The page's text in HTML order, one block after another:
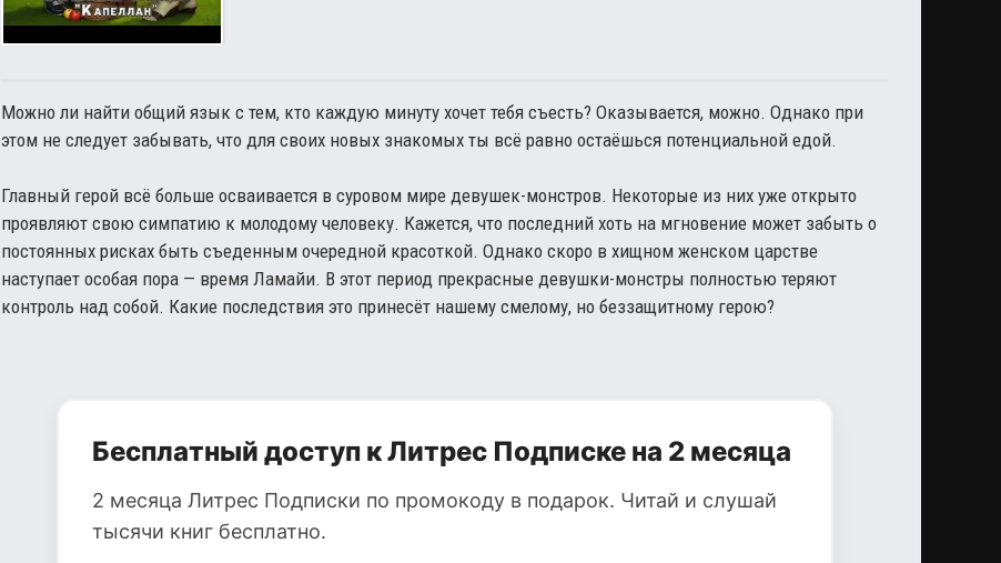
Можно ли найти общий язык с тем, кто каждую минуту хочет тебя съесть? Оказывается, можно. Однако при
этом не следует забывать, что для своих новых знакомых ты всё равно остаёшься потенциальной едой.
Главный герой всё больше осваивается в суровом мире девушек-монстров. Некоторые из них уже открыто
проявляют свою симпатию к молодому человеку. Кажется, что последний хоть на мгновение может забыть о
постоянных рисках быть съеденным очередной красоткой. Однако скоро в хищном женском царстве
наступает особая пора — время Ламайи. В этот период прекрасные девушки-монстры полностью теряют
контроль над собой. Какие последствия это принесёт нашему смелому, но беззащитному герою?
Бесплатный доступ к Литрес Подписке на 2 месяца
2 месяца Литрес Подписки по промокоду в подарок. Читай и слушай
тысячи книг бесплатно.